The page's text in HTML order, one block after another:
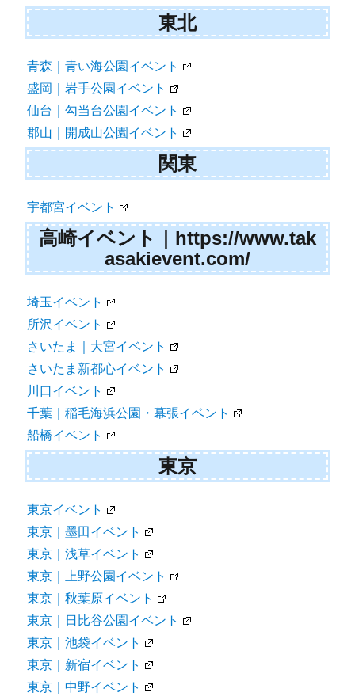
東北
青森｜青い海公園イベント
盛岡｜岩手公園イベント
仙台｜勾当台公園イベント
郡山｜開成山公園イベント
関東
宇都宮イベント
高崎イベント｜https://www.tak
asakievent.com/
埼玉イベント
所沢イベント
さいたま｜大宮イベント
さいたま新都心イベント
川口イベント
千葉｜稲毛海浜公園・幕張イベント
船橋イベント
東京
東京イベント
東京｜墨田イベント
東京｜浅草イベント
東京｜上野公園イベント
東京｜秋葉原イベント
東京｜日比谷公園イベント
東京｜池袋イベント
東京｜新宿イベント
東京｜中野イベント